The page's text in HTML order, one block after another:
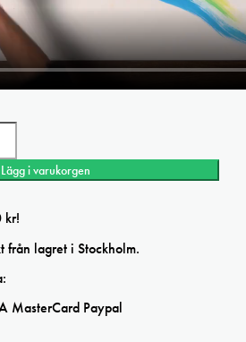
Lägg i varukorgen
kr!
från lagret i Stockholm.